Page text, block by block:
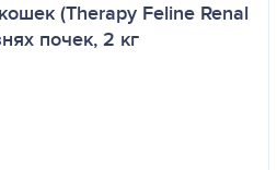
(Therapy Feline Renal
почек, 2 кг